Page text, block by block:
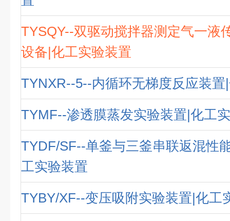
TYSQY--双驱动搅拌器测定气一液
设备|化工实验装置
TYNXR--5--内循环无梯度反应装
TYMF--渗透膜蒸发实验装置|化工
TYDF/SF--单釜与三釜串联返混性
工实验装置
TYBY/XF--变压吸附实验装置|化工